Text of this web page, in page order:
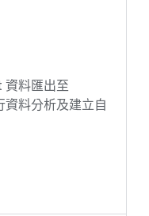
資料匯出至
資料分析及建立自